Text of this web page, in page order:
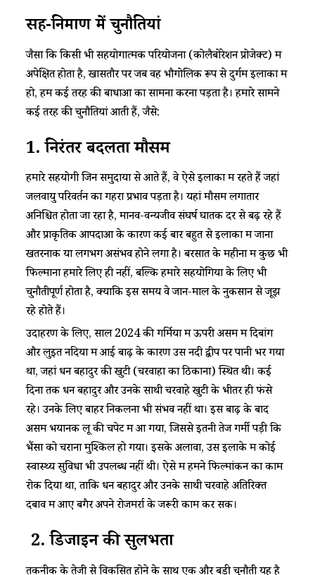
सह-निर्माण में चुनौतियां
जैसा कि किसी भी सहयोगात्मक परियोजना (कोलैबोरेशन प्रोजेक्ट) में
अपेक्षित होता है, खासतौर पर जब वह भौगोलिक रूप से दुर्गम इलाकों में
हो, हमें कई तरह की बाधाओं का सामना करना पड़ता है। हमारे सामने
कई तरह की चुनौतियां आती हैं, जैसे:
1. निरंतर बदलता मौसम
हमारे सहयोगी जिन समुदायों से आते हैं, वे ऐसे इलाकों में रहते हैं जहां
जलवायु परिवर्तन का गहरा प्रभाव पड़ता है। यहां मौसम लगातार
अनिश्चित होता जा रहा है, मानव-वन्यजीव संघर्ष घातक दर से बढ़ रहे हैं
और प्राकृतिक आपदाओं के कारण कई बार बहुत से इलाकों में जाना
खतरनाक या लगभग असंभव होने लगा है। बरसात के महीनों में कुछ भी
फिल्माना हमारे लिए ही नहीं, बल्कि हमारे सहयोगियों के लिए भी
चुनौतीपूर्ण होता है, क्योंकि इस समय वे जान-माल के नुकसान से जूझ
रहे होते हैं।
उदाहरण के लिए, साल 2024 की गर्मियों में ऊपरी असम में दिबांग
और लुइत नदियों में आई बाढ़ के कारण उस नदी द्वीप पर पानी भर गया
था, जहां धन बहादुर की खुटी (चरवाहों का ठिकाना) स्थित थी। कई
दिनों तक धन बहादुर और उनके साथी चरवाहे खुटी के भीतर ही फंसे
रहे। उनके लिए बाहर निकलना भी संभव नहीं था। इस बाढ़ के बाद
असम भयानक लू की चपेट में आ गया, जिससे इतनी तेज गर्मी पड़ी कि
भैंसों को चराना मुश्किल हो गया। इसके अलावा, उस इलाके में कोई
स्वास्थ्य सुविधा भी उपलब्ध नहीं थी। ऐसे में हमने फिल्मांकन का काम
रोक दिया था, ताकि धन बहादुर और उनके साथी चरवाहे अतिरिक्त
दबाव में आए बगैर अपने रोजमर्रा के जरूरी काम कर सकें।
2. डिजाइन की सुलभता